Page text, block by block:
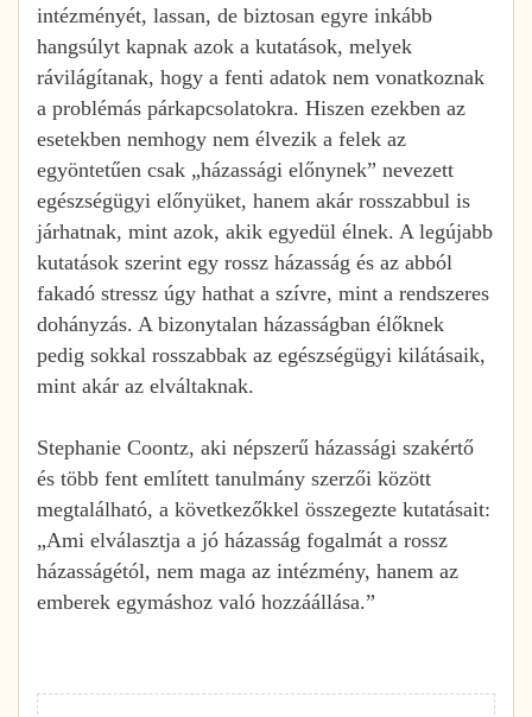
intézményét, lassan, de biztosan egyre inkább
hangsúlyt kapnak azok a kutatások, melyek
rávilágítanak, hogy a fenti adatok nem vonatkoznak
a problémás párkapcsolatokra. Hiszen ezekben az
esetekben nemhogy nem élvezik a felek az
egyöntetűen csak „házassági előnynek” nevezett
egészségügyi előnyüket, hanem akár rosszabbul is
járhatnak, mint azok, akik egyedül élnek. A legújabb
kutatások szerint egy rossz házasság és az abból
fakadó stressz úgy hathat a szívre, mint a rendszeres
dohányzás. A bizonytalan házasságban élőknek
pedig sokkal rosszabbak az egészségügyi kilátásaik,
mint akár az elváltaknak.
Stephanie Coontz, aki népszerű házassági szakértő
és több fent említett tanulmány szerzői között
megtalálható, a következőkkel összegezte kutatásait:
„Ami elválasztja a jó házasság fogalmát a rossz
házasságétól, nem maga az intézmény, hanem az
emberek egymáshoz való hozzáállása.”